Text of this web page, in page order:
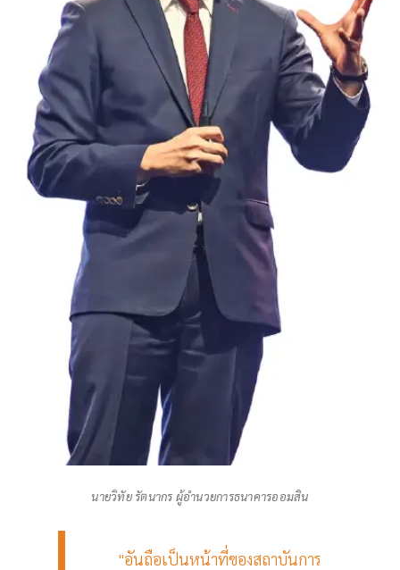
นายวิทัย รัตนากร ผู้อำนวยการธนาคารออมสิน
"อันถือเป็นหน้าที่ของสถาบันการ